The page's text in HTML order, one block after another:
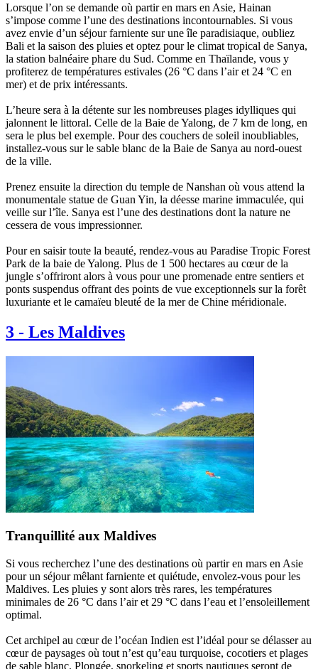
Lorsque l’on se demande où partir en mars en Asie, Hainan
s’impose comme l’une des destinations incontournables. Si vous
avez envie d’un séjour farniente sur une île paradisiaque, oubliez
Bali et la saison des pluies et optez pour le climat tropical de Sanya,
la station balnéaire phare du Sud. Comme en Thaïlande, vous y
profiterez de températures estivales (26 °C dans l’air et 24 °C en
mer) et de prix intéressants.
L’heure sera à la détente sur les nombreuses plages idylliques qui
jalonnent le littoral. Celle de la Baie de Yalong, de 7 km de long, en
sera le plus bel exemple. Pour des couchers de soleil inoubliables,
installez-vous sur le sable blanc de la Baie de Sanya au nord-ouest
de la ville.
Prenez ensuite la direction du temple de Nanshan où vous attend la
monumentale statue de Guan Yin, la déesse marine immaculée, qui
veille sur l’île. Sanya est l’une des destinations dont la nature ne
cessera de vous impressionner.
Pour en saisir toute la beauté, rendez-vous au Paradise Tropic Forest
Park de la baie de Yalong. Plus de 1 500 hectares au cœur de la
jungle s’offriront alors à vous pour une promenade entre sentiers et
ponts suspendus offrant des points de vue exceptionnels sur la forêt
luxuriante et le camaïeu bleuté de la mer de Chine méridionale.
3 - Les Maldives
Tranquillité aux Maldives
Si vous recherchez l’une des destinations où partir en mars en Asie
pour un séjour mêlant farniente et quiétude, envolez-vous pour les
Maldives. Les pluies y sont alors très rares, les températures
minimales de 26 °C dans l’air et 29 °C dans l’eau et l’ensoleillement
optimal.
Cet archipel au cœur de l’océan Indien est l’idéal pour se délasser au
cœur de paysages où tout n’est qu’eau turquoise, cocotiers et plages
de sable blanc. Plongée, snorkeling et sports nautiques seront de